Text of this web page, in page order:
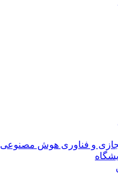
مجازی و فناوری هوش مصنوعی